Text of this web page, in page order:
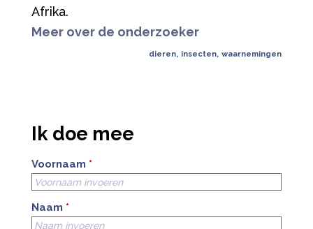
Afrika.
Meer over de onderzoeker
dieren, insecten, waarnemingen
Ik doe mee
Voornaam *
Naam *